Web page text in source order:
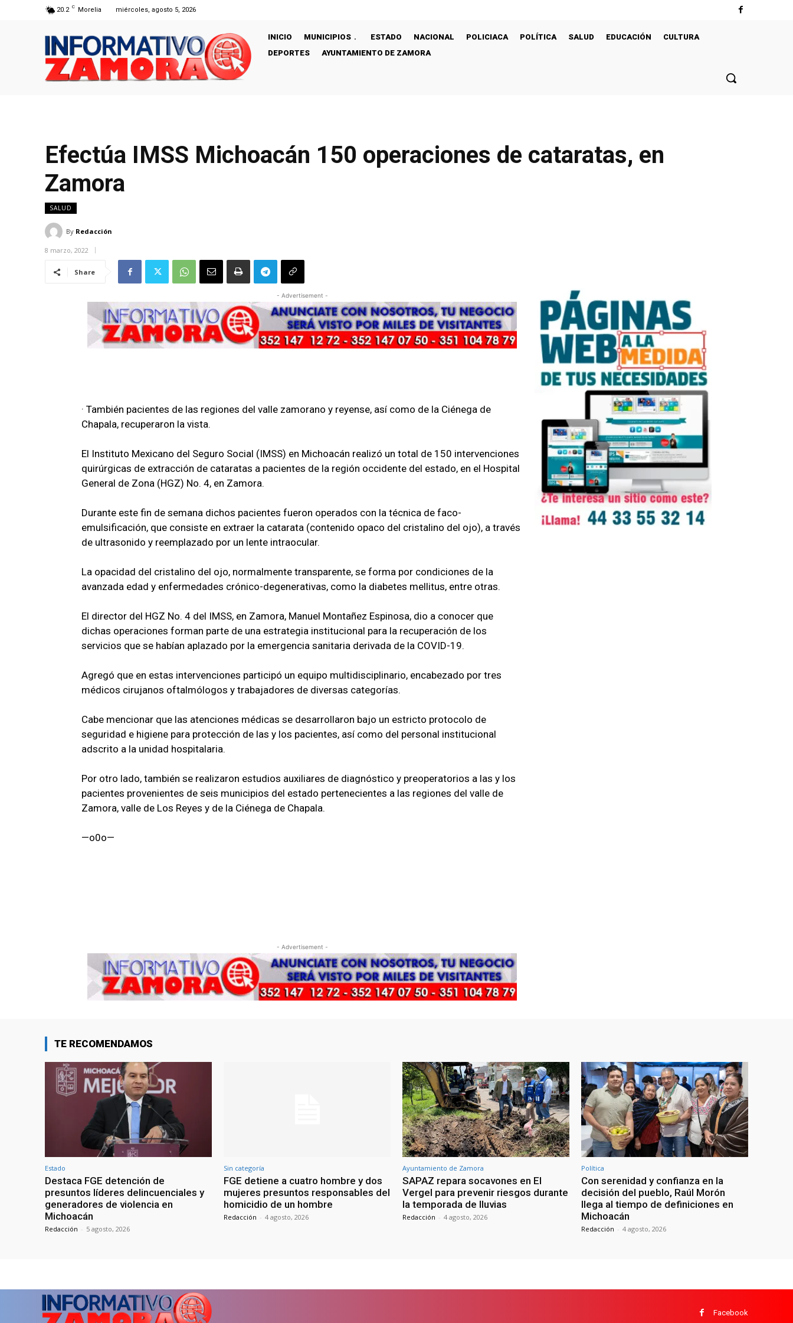
20.2 C Morelia miércoles, agosto 5, 2026
INICIO MUNICIPIOS ESTADO NACIONAL POLICIACA POLÍTICA SALUD EDUCACIÓN
CULTURA
DEPORTES
AYUNTAMIENTO DE ZAMORA
Efectúa IMSS Michoacán 150 operaciones de cataratas, en
Zamora
SALUD
By Redacción
8 marzo, 2022
Share
- Advertisement -
· También pacientes de las regiones del valle zamorano y reyense, así como de la Ciénega de
Chapala, recuperaron la vista.
El Instituto Mexicano del Seguro Social (IMSS) en Michoacán realizó un total de 150 intervenciones
quirúrgicas de extracción de cataratas a pacientes de la región occidente del estado, en el Hospital
General de Zona (HGZ) No. 4, en Zamora.
Durante este fin de semana dichos pacientes fueron operados con la técnica de faco-
emulsificación, que consiste en extraer la catarata (contenido opaco del cristalino del ojo), a través
de ultrasonido y reemplazado por un lente intraocular.
La opacidad del cristalino del ojo, normalmente transparente, se forma por condiciones de la
avanzada edad y enfermedades crónico-degenerativas, como la diabetes mellitus, entre otras.
El director del HGZ No. 4 del IMSS, en Zamora, Manuel Montañez Espinosa, dio a conocer que
dichas operaciones forman parte de una estrategia institucional para la recuperación de los
servicios que se habían aplazado por la emergencia sanitaria derivada de la COVID-19.
Agregó que en estas intervenciones participó un equipo multidisciplinario, encabezado por tres
médicos cirujanos oftalmólogos y trabajadores de diversas categorías.
Cabe mencionar que las atenciones médicas se desarrollaron bajo un estricto protocolo de
seguridad e higiene para protección de las y los pacientes, así como del personal institucional
adscrito a la unidad hospitalaria.
Por otro lado, también se realizaron estudios auxiliares de diagnóstico y preoperatorios a las y los
pacientes provenientes de seis municipios del estado pertenecientes a las regiones del valle de
Zamora, valle de Los Reyes y de la Ciénega de Chapala.
—o0o—
- Advertisement -
TE RECOMENDAMOS
Estado
Destaca FGE detención de
presuntos líderes delincuenciales y
generadores de violencia en
Michoacán
Redacción - 5 agosto, 2026
Sin categoría
FGE detiene a cuatro hombre y dos
mujeres presuntos responsables del
homicidio de un hombre
Redacción - 4 agosto, 2026
Ayuntamiento de Zamora
SAPAZ repara socavones en El
Vergel para prevenir riesgos durante
la temporada de lluvias
Redacción - 4 agosto, 2026
Política
Con serenidad y confianza en la
decisión del pueblo, Raúl Morón
llega al tiempo de definiciones en
Michoacán
Redacción - 4 agosto, 2026
Facebook